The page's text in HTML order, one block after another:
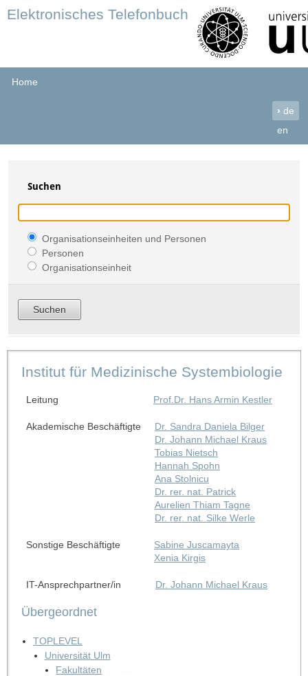
Elektronisches Telefonbuch
Home
› de
en
Suchen
Organisationseinheiten und Personen
Personen
Organisationseinheit
Institut für Medizinische Systembiologie
Leitung Prof.Dr. Hans Armin Kestler
Akademische Beschäftigte
Dr. Sandra Daniela Bilger
Dr. Johann Michael Kraus
Tobias Nietsch
Hannah Spohn
Ana Stolnicu
Dr. rer. nat. Patrick
Aurelien Thiam Tagne
Dr. rer. nat. Silke Werle
Sonstige Beschäftigte
Sabine Juscamayta
Xenia Kirgis
IT-Ansprechpartner/in Dr. Johann Michael Kraus
Übergeordnet
TOPLEVEL
Universität Ulm
Fakultäten